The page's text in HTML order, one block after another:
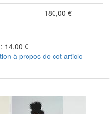
180,00 €
14,00 €
à propos de cet article